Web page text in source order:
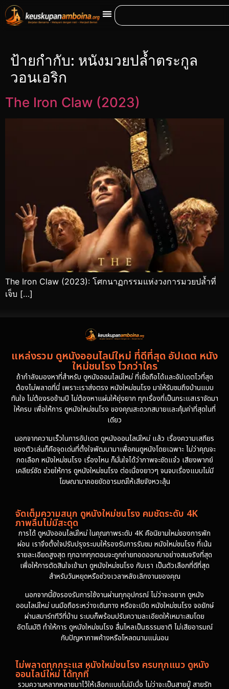
ป้ายกำกับ: หนังมวยปล้ำตระกูล
วอนเอริก
The Iron Claw (2023)
The Iron Claw (2023): โศกนาฏกรรมแห่งวงการมวยปล้ำที่
เจ็บ […]
แหล่งรวม ดูหนังออนไลน์ใหม่ ที่ดีที่สุด อัปเดต หนัง
ใหม่ชนโรง ไวกว่าใคร
ถ้ากำลังมองหาที่สำหรับ ดูหนังออนไลน์ใหม่ ที่เชื่อถือได้และอัปเดตไวที่สุด
ต้องไม่พลาดที่นี่ เพราะเราส่งตรง หนังใหม่ชนโรง มาให้รับชมถึงบ้านแบบ
ทันใจ ไม่ต้องรอข้ามปี ไม่ต้องหาแผ่นให้ยุ่งยาก ทุกเรื่องที่เป็นกระแสเราจัดมา
ให้ครบ เพื่อให้การ ดูหนังใหม่ชนโรง ของคุณสะดวกสบายและคุ้มค่าที่สุดในที่
เดียว
นอกจากความเร็วในการอัปเดต ดูหนังออนไลน์ใหม่ แล้ว เรื่องความเสถียร
ของตัวเล่นก็คือจุดเด่นที่ตั้งใจพัฒนามาเพื่อคนดูหนังโดยเฉพาะ ไม่ว่าคุณจะ
กดเลือก หนังใหม่ชนโรง เรื่องไหน ก็มั่นใจได้ว่าภาพจะชัดแจ๋ว เสียงพากย์
เคลียร์ชัด ช่วยให้การ ดูหนังใหม่ชนโรง ต่อเนื่องยาวๆ จนจบเรื่องแบบไม่มี
โฆษณามาคอยขัดอารมณ์ให้เสียจังหวะลุ้น
จัดเต็มความสนุก ดูหนังใหม่ชนโรง คมชัดระดับ 4K
ภาพลื่นไม่มีสะดุด
การได้ ดูหนังออนไลน์ใหม่ ในคุณภาพระดับ 4K คือนิยามใหม่ของการพัก
ผ่อน เราจึงตั้งใจปรับปรุงระบบให้รองรับการรับชม หนังใหม่ชนโรง ที่เน้น
รายละเอียดสูงสุด ทุกฉากทุกตอนจะถูกถ่ายทอดออกมาอย่างสมจริงที่สุด
เพื่อให้การตัดสินใจเข้ามา ดูหนังใหม่ชนโรง กับเรา เป็นตัวเลือกที่ดีที่สุด
สำหรับวันหยุดหรือช่วงเวลาหลังเลิกงานของคุณ
นอกจากนี้ยังรองรับการใช้งานผ่านทุกอุปกรณ์ ไม่ว่าจะอยาก ดูหนัง
ออนไลน์ใหม่ บนมือถือระหว่างเดินทาง หรือจะเปิด หนังใหม่ชนโรง จอยักษ์
ผ่านสมาร์ททีวีที่บ้าน ระบบก็พร้อมปรับความละเอียดให้เหมาะสมโดย
อัตโนมัติ ทำให้การ ดูหนังใหม่ชนโรง ลื่นไหลเป็นธรรมชาติ ไม่เสียอารมณ์
กับปัญหาภาพค้างหรือโหลดนานแน่นอน
ไม่พลาดทุกกระแส หนังใหม่ชนโรง ครบทุกแนว ดูหนัง
ออนไลน์ใหม่ ได้ทุกที่
รวมความหลากหลายมาไว้ให้เลือกแบบไม่มีเบื่อ ไม่ว่าจะเป็นสายบู๊ สายรัก